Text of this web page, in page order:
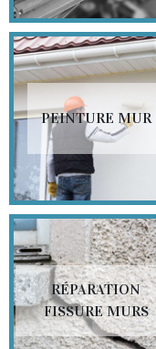
PEINTURE MUR
RÉPARATION
FISSURE MURS